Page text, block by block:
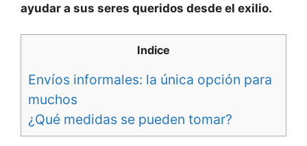
ayudar a sus seres queridos desde el exilio.
Indice
Envíos informales: la única opción para
muchos
¿Qué medidas se pueden tomar?